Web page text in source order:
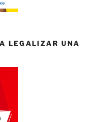
LEGALIZAR UNA